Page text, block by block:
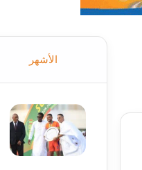
الأشهر